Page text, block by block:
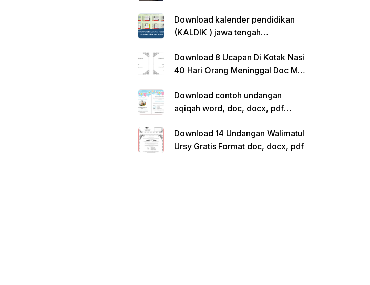
Download kalender pendidikan
(KALDIK ) jawa tengah
Download 8 Ucapan Di Kotak Nasi
40 Hari Orang Meninggal Doc Ms.
Download contoh undangan
aqiqah word, doc, docx, pdf
Download 14 Undangan Walimatul
Ursy Gratis Format doc, docx, pdf